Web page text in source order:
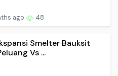
ago 48
Smelter Bauksit
Vs ...